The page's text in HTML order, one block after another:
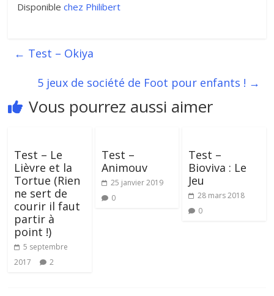
Disponiblechez Philibert
← Test – Okiya
5 jeux de société de Foot pour enfants ! →
Vous pourrez aussi aimer
Test – Le
Lièvre et la
Tortue (Rien
ne sert de
courir il faut
partir à
point !)
5 septembre
2017
2
Test –
Animouv
25 janvier 2019
0
Test –
Bioviva : Le
Jeu
28 mars 2018
0